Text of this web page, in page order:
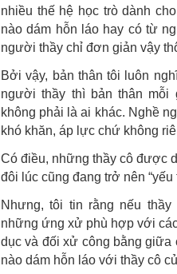
nhiều thế hệ học trò dành
nào dám hỗn láo hay có từ
người thầy chỉ đơn giản vậy
Bởi vậy, bản thân tôi luôn
người thầy thì bản thân
không phải là ai khác. Nghề
khó khăn, áp lực chứ không
Có điều, những thầy cô được
đôi lúc cũng đang trở nên “yếu
Nhưng, tôi tin rằng nếu
những ứng xử phù hợp với
dục và đối xử công bằng giữa
nào dám hỗn láo với thầy cô